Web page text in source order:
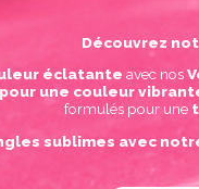
Découvrez
éclatante avec nos
une couleur
formulés pour une
sublimes avec